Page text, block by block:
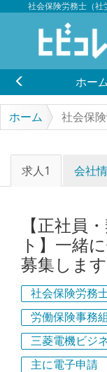
社会保険労務士（社
ホー
ホーム 社会保
求人1 会社
【正社員
ト】一緒
募集します
社会保険労務
労働保険事務
三菱電機ビジ
主に電子申請